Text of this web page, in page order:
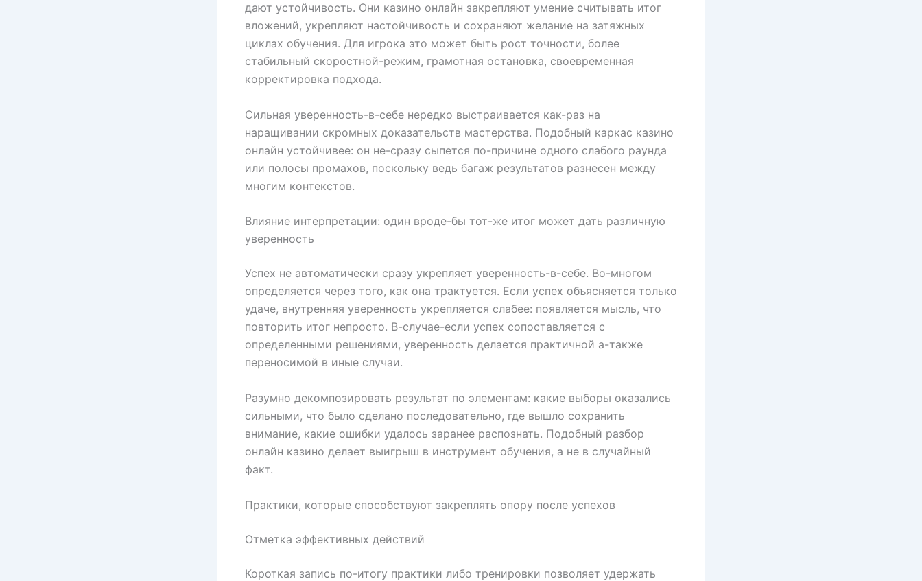
дают устойчивость. Они казино онлайн закрепляют умение считывать итог
вложений, укрепляют настойчивость и сохраняют желание на затяжных
циклах обучения. Для игрока это может быть рост точности, более
стабильный скоростной-режим, грамотная остановка, своевременная
корректировка подхода.
Сильная уверенность-в-себе нередко выстраивается как-раз на
наращивании скромных доказательств мастерства. Подобный каркас казино
онлайн устойчивее: он не-сразу сыпется по-причине одного слабого раунда
или полосы промахов, поскольку ведь багаж результатов разнесен между
многим контекстов.
Влияние интерпретации: один вроде-бы тот-же итог может дать различную
уверенность
Успех не автоматически сразу укрепляет уверенность-в-себе. Во-многом
определяется через того, как она трактуется. Если успех объясняется только
удаче, внутренняя уверенность укрепляется слабее: появляется мысль, что
повторить итог непросто. В-случае-если успех сопоставляется с
определенными решениями, уверенность делается практичной а-также
переносимой в иные случаи.
Разумно декомпозировать результат по элементам: какие выборы оказались
сильными, что было сделано последовательно, где вышло сохранить
внимание, какие ошибки удалось заранее распознать. Подобный разбор
онлайн казино делает выигрыш в инструмент обучения, а не в случайный
факт.
Практики, которые способствуют закреплять опору после успехов
Отметка эффективных действий
Короткая запись по-итогу практики либо тренировки позволяет удержать